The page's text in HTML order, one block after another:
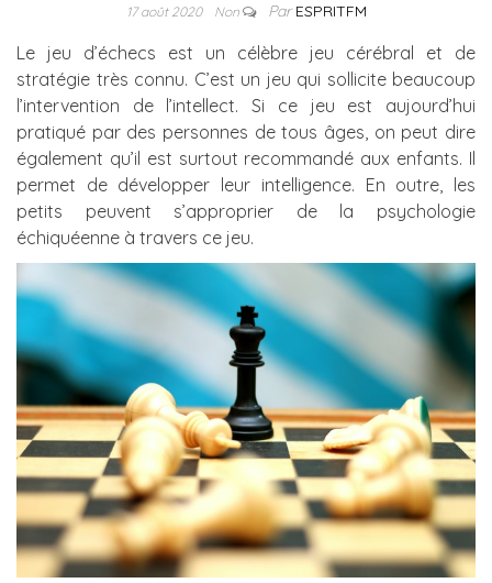
17 août 2020 Non ParESPRITFM
Le jeu d’échecs est un célèbre jeu cérébral et de
stratégie très connu. C’est un jeu qui sollicite beaucoup
l’intervention de l’intellect. Si ce jeu est aujourd’hui
pratiqué par des personnes de tous âges, on peut dire
également qu’il est surtout recommandé aux enfants. Il
permet de développer leur intelligence. En outre, les
petits peuvent s’approprier de la psychologie
échiquéenne à travers ce jeu.